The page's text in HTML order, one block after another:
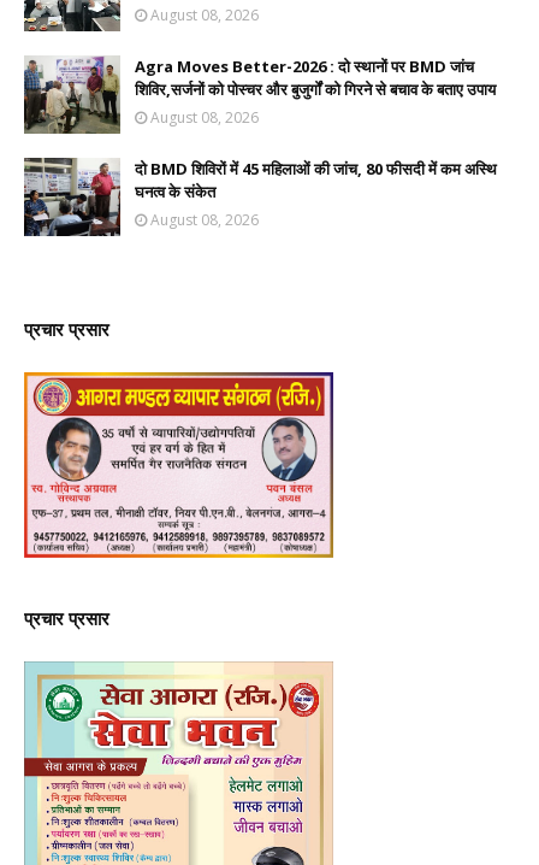
August 08, 2026
Agra Moves Better-2026 : दो स्थानों पर BMD जांच
शिविर,सर्जनों को पोस्चर और बुजुर्गों को गिरने से बचाव के बताए उपाय
August 08, 2026
दो BMD शिविरों में 45 महिलाओं की जांच, 80 फीसदी में कम अस्थि
घनत्व के संकेत
August 08, 2026
प्रचार प्रसार
प्रचार प्रसार